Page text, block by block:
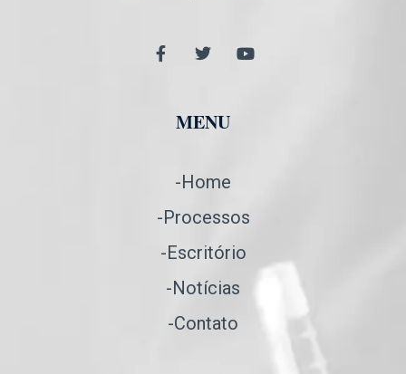
MENU
-Home
-Processos
-Escritório
-Notícias
-Contato